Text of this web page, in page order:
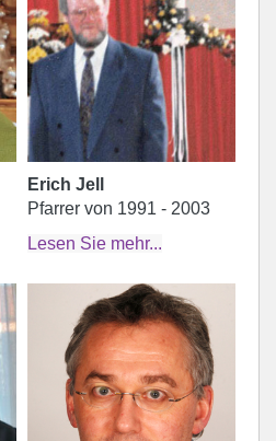
Erich Jell
Pfarrer von 1991 - 2003
Lesen Sie mehr...